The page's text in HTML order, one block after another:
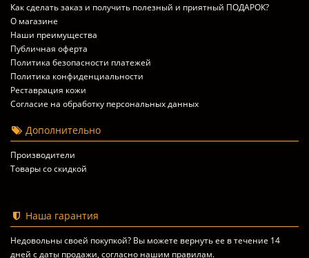
Как сделать заказ и получить полезный и приятный ПОДАРОК?
О магазине
Наши преимущества
Публичная оферта
Политика безопасности платежей
Политика конфиденциальности
Реставрация кожи
Согласие на обработку персональных данных
Дополнительно
Производители
Товары со скидкой
Наша гарантия
Недовольны своей покупкой? Вы можете вернуть ее в течение 14
дней с даты продажи, согласно нашим правилам.